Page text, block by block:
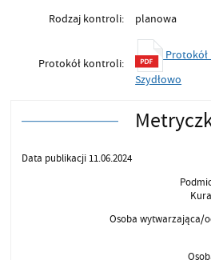
Rodzaj kontroli:
planowa
Protokół kontroli:
Szydłowo
Data publikacji 11.06.2024
Osoba wytwarzająca/